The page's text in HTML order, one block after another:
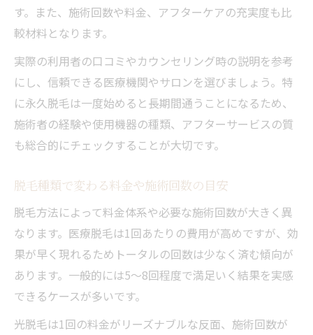
す。また、施術回数や料金、アフターケアの充実度も比
較材料となります。
実際の利用者の口コミやカウンセリング時の説明を参考
にし、信頼できる医療機関やサロンを選びましょう。特
に永久脱毛は一度始めると長期間通うことになるため、
施術者の経験や使用機器の種類、アフターサービスの質
も総合的にチェックすることが大切です。
脱毛種類で変わる料金や施術回数の目安
脱毛方法によって料金体系や必要な施術回数が大きく異
なります。医療脱毛は1回あたりの費用が高めですが、効
果が早く現れるためトータルの回数は少なく済む傾向が
あります。一般的には5〜8回程度で満足いく結果を実感
できるケースが多いです。
光脱毛は1回の料金がリーズナブルな反面、施術回数が